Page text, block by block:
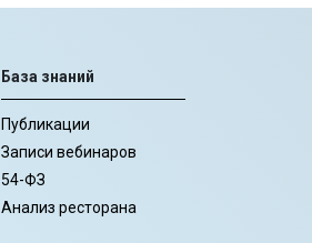
База знаний
Публикации
Записи вебинаров
54-ФЗ
Анализ ресторана